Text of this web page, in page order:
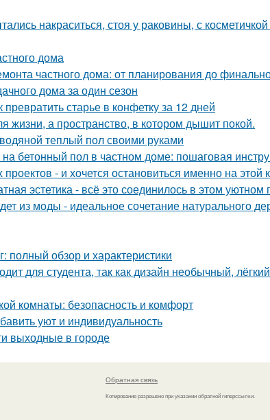
накраситься, стоя у раковины, с
дома
частного дома: от планирования до
дома за один сезон
старье в конфетку за 12 дней
жизни, а пространство, в котором дышит покой.
теплый пол своими руками
бетонный пол в частном доме: пошаговая
- и хочется остановиться именно на этой
эстетика - всё это соединилось в этом
из моды - идеальное сочетание натурального
полный обзор и характеристики
для студента, так как дизайн необычный,
комнаты: безопасность и комфорт
уют и индивидуальность
выходные в городе
Обратная связь
Копирование разрешено при указании обратной гиперссылки.